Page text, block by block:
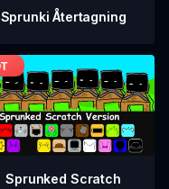
Sprunki Återtagning
Sprunked Scratch